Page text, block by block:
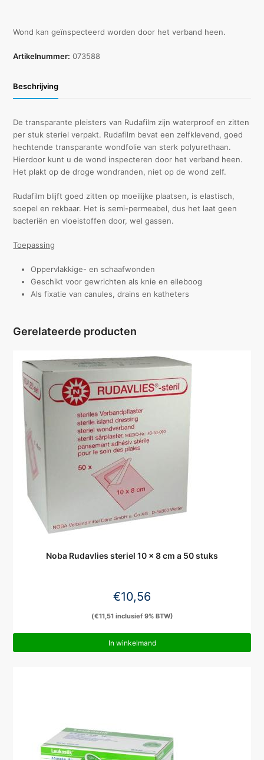
10
a
aantal
Wond kan geïnspecteerd worden door het verband heen.
Artikelnummer: 073588
Beschrijving
De transparante pleisters van Rudafilm zijn waterproof en zitten
per stuk steriel verpakt. Rudafilm bevat een zelfklevend, goed
hechtende transparante wondfolie van sterk polyurethaan.
Hierdoor kunt u de wond inspecteren door het verband heen.
Het plakt op de droge wondranden, niet op de wond zelf.
Rudafilm blijft goed zitten op moeilijke plaatsen, is elastisch,
soepel en rekbaar. Het is semi-permeabel, dus het laat geen
bacteriën en vloeistoffen door, wel gassen.
Toepassing
Oppervlakkige- en schaafwonden
Geschikt voor gewrichten als knie en elleboog
Als fixatie van canules, drains en katheters
Gerelateerde producten
Noba Rudavlies steriel 10 x 8 cm a 50 stuks
€10,56
(€11,51 inclusief 9% BTW)
In winkelmand